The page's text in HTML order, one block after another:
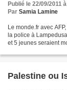
Publié le 22/09/2011
Par Samia Lamine
Le monde.fr avec
la police à
et 5 jeunes seraient
Palestine ou